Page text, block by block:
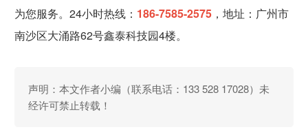
为您服务。24小时热线： 186-7585-2575 ，地址：广州市
南沙区大涌路62号鑫泰科技园4楼。
声明：本文作者小编 （联系电话：133 528 17028）未
经许可禁止转载！